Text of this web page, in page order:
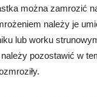
można zamrozić
należy je
lub worku
pozostawić w